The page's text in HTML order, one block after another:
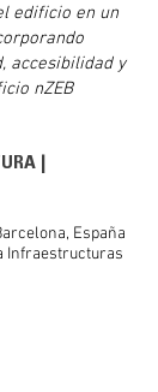
edificio en un
accesibilidad y
nZEB
España
Infraestructuras